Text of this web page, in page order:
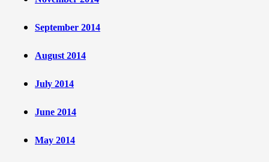
September 2014
August 2014
July 2014
June 2014
May 2014